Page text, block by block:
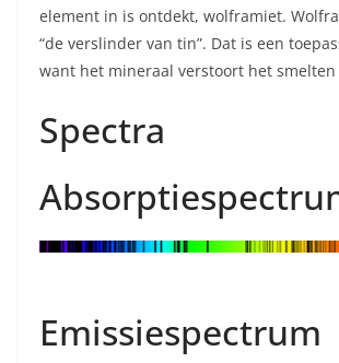
element in is ontdekt, wolframiet.
“de verslinder van tin”. Dat is een
want het mineraal verstoort het
Spectra
Emissiespectrum